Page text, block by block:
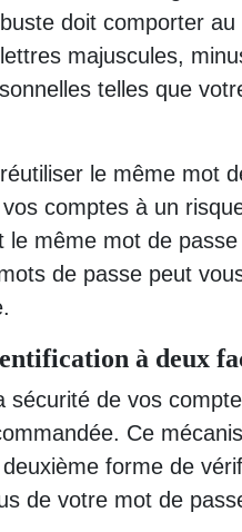
doit comporter
majuscules,
telles que
le même mot
comptes à un
même mot de passe
de passe peut
à deux
de vos
Ce
forme de
de votre mot de